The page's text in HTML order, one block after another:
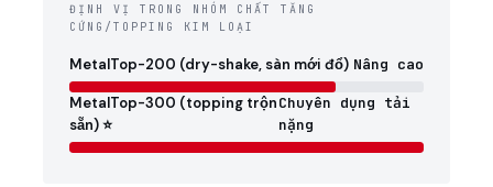
ĐỊNH VỊ TRONG NHÓM CHẤT TĂNG
CỨNG/TOPPING KIM LOẠI
MetalTop-200 (dry-shake, sàn mới đổ) Nâng cao
MetalTop-300 (topping trộn
sẵn) ⭐
Chuyên dụng tải
nặng